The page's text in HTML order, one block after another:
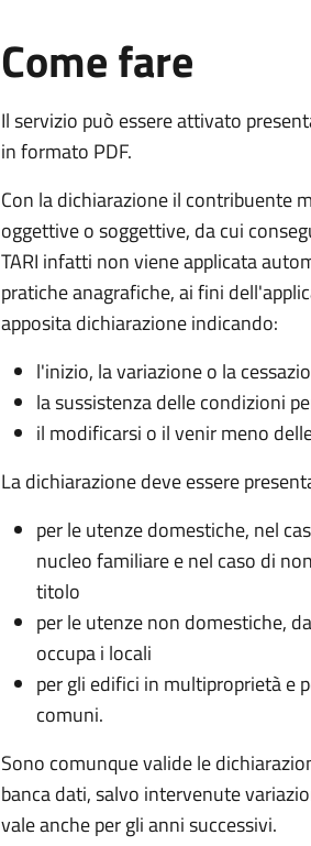
Come fare
Il servizio può essere attivato
in formato PDF.
Con la dichiarazione il contribuente
oggettive o soggettive, da cui
TARI infatti non viene applicata
pratiche anagrafiche, ai fini
apposita dichiarazione indicando:
l'inizio, la variazione o la
la sussistenza delle condizioni
il modificarsi o il venir meno
La dichiarazione deve essere
per le utenze domestiche, nel
nucleo familiare e nel caso di
titolo
per le utenze non domestiche,
occupa i locali
per gli edifici in multiproprietà e
comuni.
Sono comunque valide le
banca dati, salvo intervenute
vale anche per gli anni successivi.